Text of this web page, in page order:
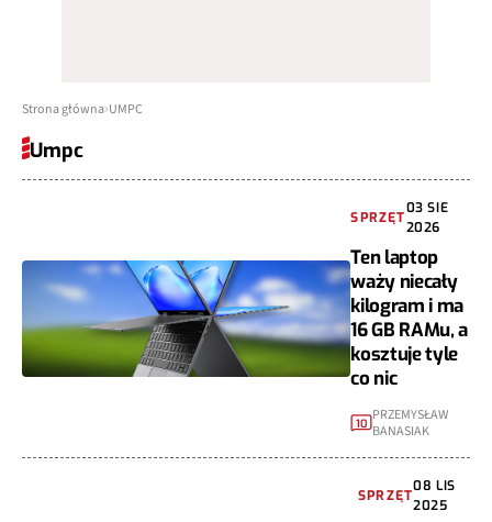
Strona główna UMPC
Umpc
SPRZĘT
03 SIE
2026
Ten laptop
waży niecały
kilogram i ma
16 GB RAMu, a
kosztuje tyle
co nic
10 PRZEMYSŁAW
BANASIAK
SPRZĘT
08 LIS
2025